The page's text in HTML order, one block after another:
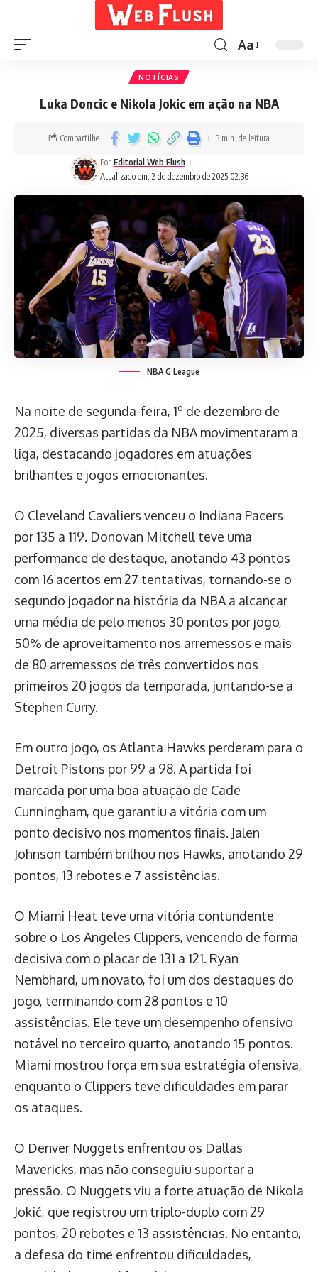
Aa
NOTÍCIAS
Luka Doncic e Nikola Jokic em ação na NBA
Atualizado em: 2 de dezembro de 2025 02:36
Por Editorial Web Flush
Compartilhe 3 min. de leitura
NBA G League
Na noite de segunda-feira, 1º de dezembro de
2025, diversas partidas da NBA movimentaram a
liga, destacando jogadores em atuações
brilhantes e jogos emocionantes.
O Cleveland Cavaliers venceu o Indiana Pacers
por 135 a 119. Donovan Mitchell teve uma
performance de destaque, anotando 43 pontos
com 16 acertos em 27 tentativas, tornando-se o
segundo jogador na história da NBA a alcançar
uma média de pelo menos 30 pontos por jogo,
50% de aproveitamento nos arremessos e mais
de 80 arremessos de três convertidos nos
primeiros 20 jogos da temporada, juntando-se a
Stephen Curry.
Em outro jogo, os Atlanta Hawks perderam para o
Detroit Pistons por 99 a 98. A partida foi
marcada por uma boa atuação de Cade
Cunningham, que garantiu a vitória com um
ponto decisivo nos momentos finais. Jalen
Johnson também brilhou nos Hawks, anotando 29
pontos, 13 rebotes e 7 assistências.
O Miami Heat teve uma vitória contundente
sobre o Los Angeles Clippers, vencendo de forma
decisiva com o placar de 131 a 121. Ryan
Nembhard, um novato, foi um dos destaques do
jogo, terminando com 28 pontos e 10
assistências. Ele teve um desempenho ofensivo
notável no terceiro quarto, anotando 15 pontos.
Miami mostrou força em sua estratégia ofensiva,
enquanto o Clippers teve dificuldades em parar
os ataques.
O Denver Nuggets enfrentou os Dallas
Mavericks, mas não conseguiu suportar a
pressão. O Nuggets viu a forte atuação de Nikola
Jokić, que registrou um triplo-duplo com 29
pontos, 20 rebotes e 13 assistências. No entanto,
a defesa do time enfrentou dificuldades,